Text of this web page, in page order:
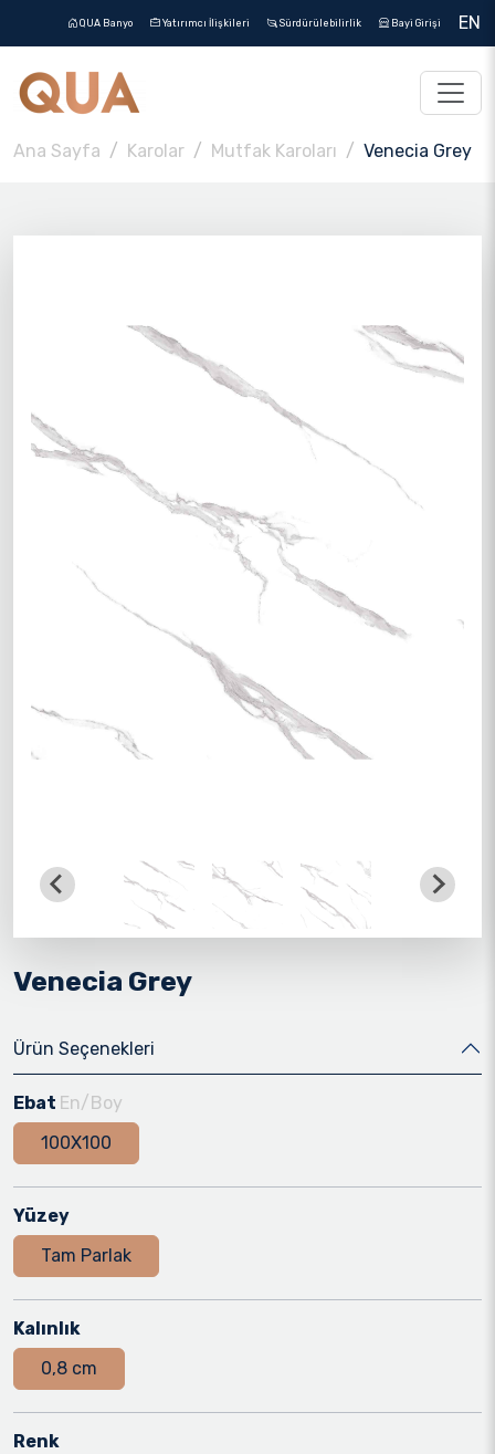
QUA Banyo Yatırımcı İlişkileri Sürdürülebilirlik Bayi Girişi EN
Ana Sayfa Karolar Mutfak Karoları Venecia Grey
Venecia Grey
Ürün Seçenekleri
Ebat En/Boy
100X100
Yüzey
Tam Parlak
Kalınlık
0,8 cm
Renk